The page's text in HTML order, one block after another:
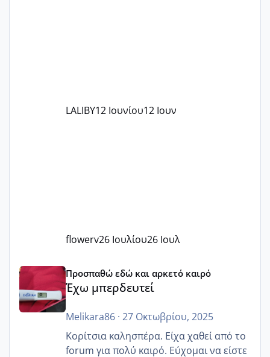
LALIBY12 Ιουνίου12 Ιουν
flowerv26 Ιουλίου26 Ιουλ
Έχω μπερδευτεί
Προσπαθώ εδώ και αρκετό καιρό
Έχω μπερδευτεί
Melikara86· 27 Οκτωβρίου, 2025
Κορίτσια καλησπέρα. Είχα χαθεί από το
forum για πολύ καιρό. Εύχομαι να είστε